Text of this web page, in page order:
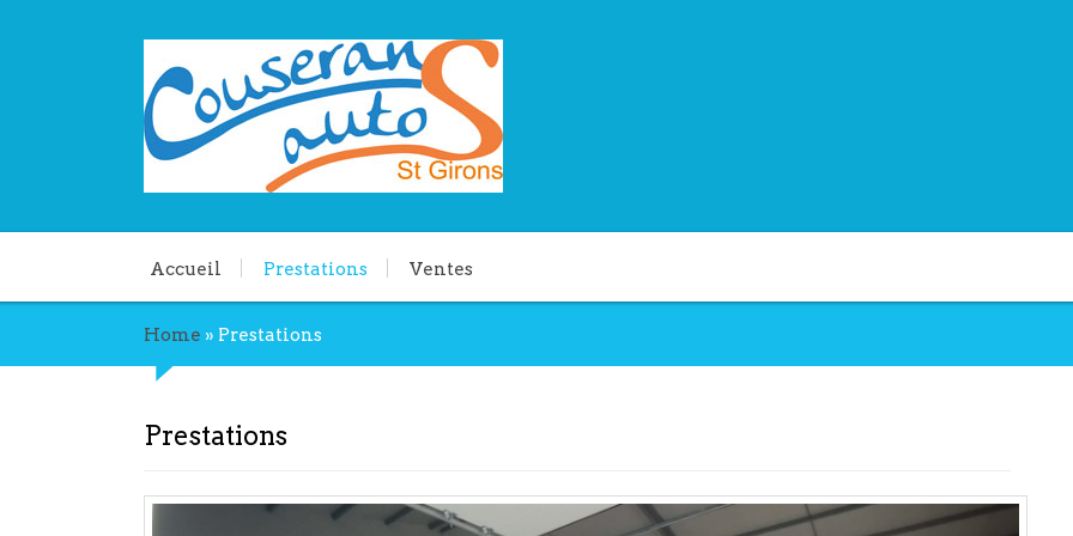
Accueil Prestations Ventes
Home » Prestations
Prestations